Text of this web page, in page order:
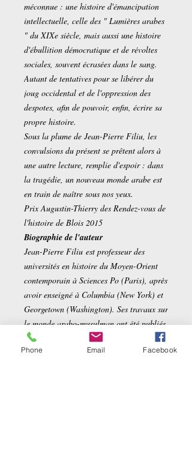
méconnue : une histoire d'émancipation
intellectuelle, celle des " Lumières arabes
" du XIXe siècle, mais aussi une histoire
d'ébullition démocratique et de révoltes
sociales, souvent écrasées dans le sang.
Autant de tentatives pour se libérer du
joug occidental et de l'oppression des
despotes, afin de pouvoir, enfin, écrire sa
propre histoire.
Sous la plume de Jean-Pierre Filiu, les
convulsions du présent se prêtent alors à
une autre lecture, remplie d'espoir : dans
la tragédie, un nouveau monde arabe est
en train de naître sous nos yeux.
Prix Augustin-Thierry des Rendez-vous de
l'histoire de Blois 2015
Biographie de l'auteur
Jean-Pierre Filiu est professeur des
universités en histoire du Moyen-Orient
contemporain à Sciences Po (Paris), après
avoir enseigné à Columbia (New York) et
Georgetown (Washington). Ses travaux sur
le monde arabo-musulman ont été publiés
dans une douzaine de langues.
Phone Email Facebook